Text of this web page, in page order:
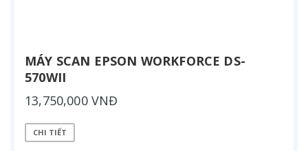
MÁY SCAN EPSON WORKFORCE DS-
570WII
13,750,000 VNĐ
CHI TIẾT